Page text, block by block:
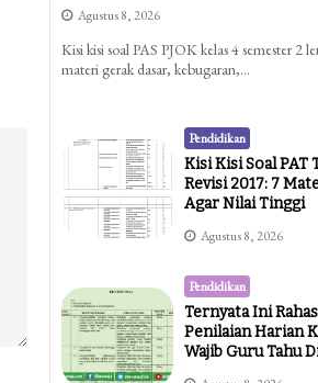
Agustus 8, 2026
Kisi kisi soal PAS PJOK kelas 4 semester 2
materi gerak dasar, kebugaran,…
Pendidikan
Kisi Kisi Soal PAT
Revisi 2017: 7
Agar Nilai Tinggi
Agustus 8, 2026
Pendidikan
Ternyata Ini
Penilaian Harian
Wajib Guru Tahu